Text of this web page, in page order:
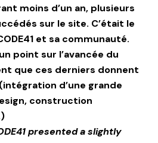
moins d’un an, plusieurs
sur le site. C’était le
et sa communauté.
point sur l’avancée du
que ces derniers donnent
d’une grande
construction
presented a slightly